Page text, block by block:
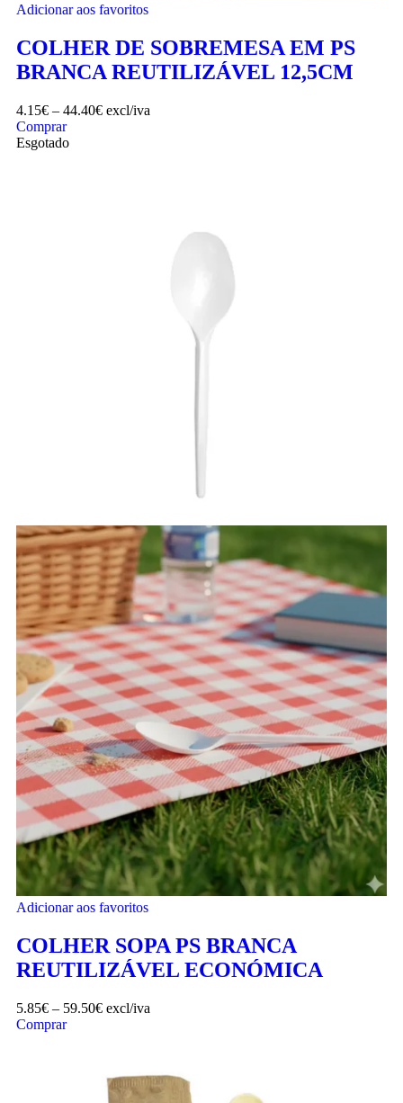
Adicionar aos favoritos
COLHER DE SOBREMESA EM PS
BRANCA REUTILIZÁVEL 12,5CM
4.15€ – 44.40€ excl/iva
Comprar
Esgotado
Adicionar aos favoritos
COLHER SOPA PS BRANCA
REUTILIZÁVEL ECONÓMICA
5.85€ – 59.50€ excl/iva
Comprar